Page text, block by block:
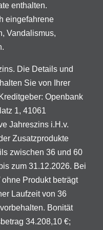
enthalten.
eingefahrene
Vandalismus,
Die Details und
Sie von Ihrer
Openbank
1, 41061
Jahreszins i.H.v.
Zusatzprodukte
zwischen 36 und 60
zum 31.12.2026. Bei
Produkt beträgt
Laufzeit von 36
Bonität
34.208,10 €;